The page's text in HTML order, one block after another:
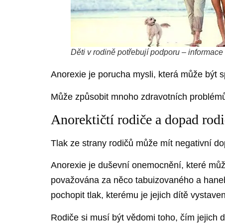
Děti v rodině potřebují podporu –
Anorexie je porucha mysli, která může být
Může způsobit mnoho zdravotních
Anorektičtí rodiče a dopad
Tlak ze strany rodičů může mít negativní
Anorexie je duševní onemocnění, které
považována za něco tabuizovaného a
pochopit tlak, kterému je jejich dítě
Rodiče si musí být vědomi toho, čím jejich